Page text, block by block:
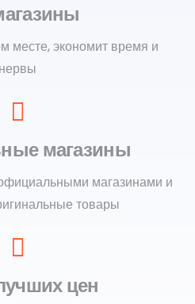
месте, экономит время и
нервы
магазины
магазинами и
товары
цен